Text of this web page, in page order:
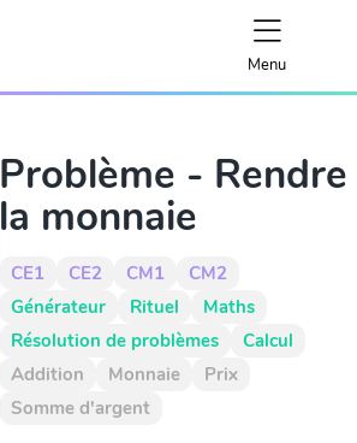
Menu
Problème - Rendre
la monnaie
CE1 CE2 CM1
CM2
Générateur
Rituel
Maths
Résolution de problèmes
Calcul
Addition
Monnaie
Prix
Somme d'argent